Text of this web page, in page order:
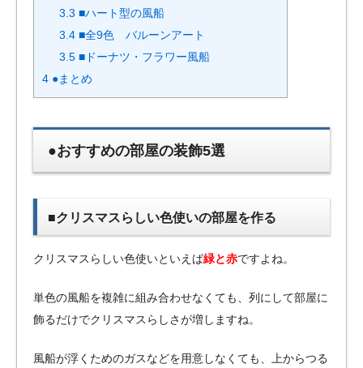
3.3 ■ハート型の風船
3.4 ■全9色 バルーンアート
3.5 ■ドーナツ・フラワー風船
4 ●まとめ
●おすすめの部屋の装飾5選
■クリスマスらしい色使いの部屋を作る
クリスマスらしい色使いといえば緑と赤ですよね。
単色の風船を複雑に組み合わせなくても、列にして部屋に
飾るだけでクリスマスらしさが増しますね。
風船が浮くためのガスなどを用意しなくても、上からつる